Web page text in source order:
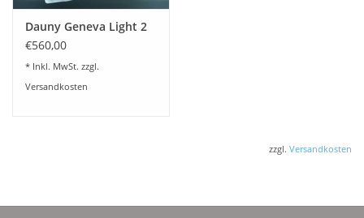
Dauny Geneva Light 2
€560,00
* Inkl. MwSt. zzgl.
Versandkosten
zzgl. Versandkosten